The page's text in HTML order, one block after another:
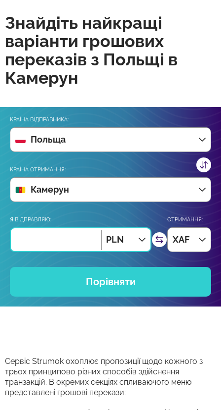
Знайдіть найкращі
варіанти грошових
переказів з Польщі в
Камерун
КРАЇНА ВІДПРАВНИКА:
Польща
КРАЇНА ОТРИМАННЯ:
Камерун
Я ВІДПРАВЛЯЮ:
PLN
ОТРИМАННЯ:
XAF
Порівняти
Сервіс Strumok охоплює пропозиції щодо кожного з
трьох принципово різних способів здійснення
транзакцій. В окремих секціях спливаючого меню
представлені грошові перекази: